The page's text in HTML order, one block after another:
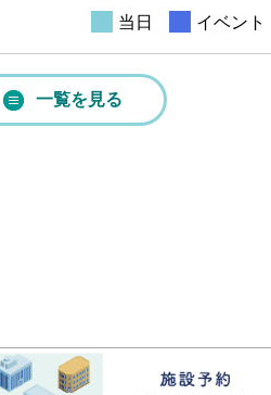
当日 イベント
一覧を見る
事業者向け